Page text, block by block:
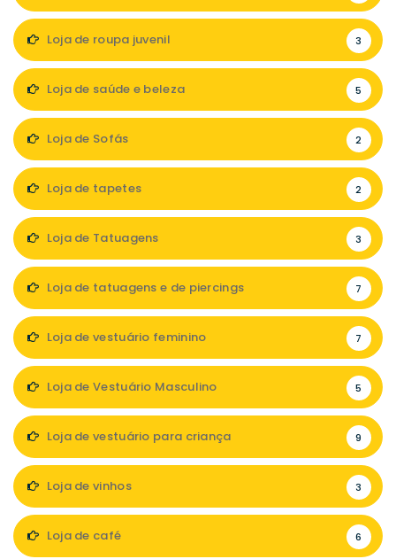
Loja de roupa juvenil 3
Loja de saúde e beleza 5
Loja de Sofás 2
Loja de tapetes 2
Loja de Tatuagens 3
Loja de tatuagens e de piercings 7
Loja de vestuário feminino 7
Loja de Vestuário Masculino 5
Loja de vestuário para criança 9
Loja de vinhos 3
Loja de café 6